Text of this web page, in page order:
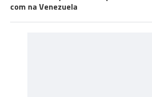
com na Venezuela